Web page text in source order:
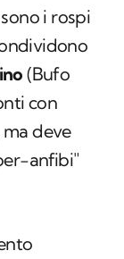
i rospi
(Bufo
con
deve
anfibi"